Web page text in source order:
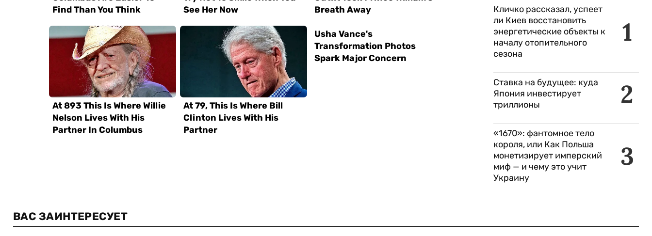
1
Кличко рассказал, успеет
ли Киев восстановить
энергетические объекты к
началу отопительного
сезона
2
Ставка на будущее: куда
Япония инвестирует
триллионы
3
«1670»: фантомное тело
короля, или Как Польша
монетизирует имперский
миф — и чему это учит
Украину
ВАС ЗАИНТЕРЕСУЕТ